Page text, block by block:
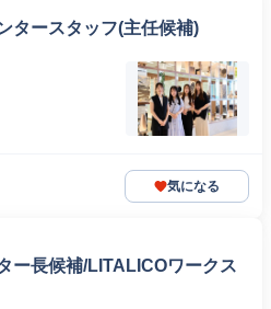
タースタッフ(主任候補)
気になる
ー長候補/LITALICOワークス